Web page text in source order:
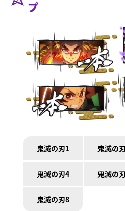
プ
鬼滅の刃1 鬼滅の
鬼滅の刃4 鬼滅の
鬼滅の刃8